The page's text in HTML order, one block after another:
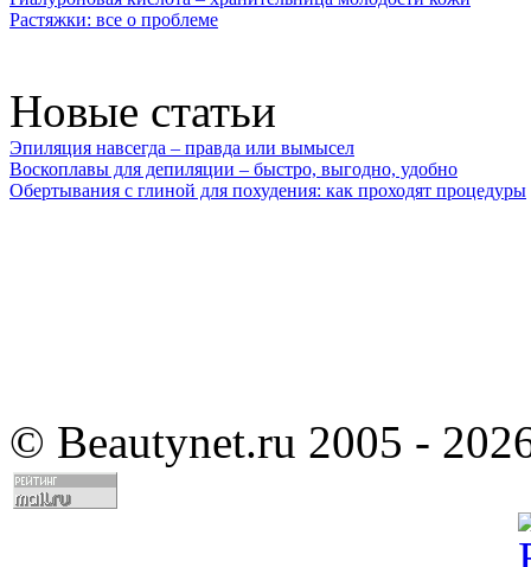
Растяжки: все о проблеме
Новые статьи
Эпиляция навсегда – правда или вымысел
Воскоплавы для депиляции – быстро, выгодно, удобно
Обертывания с глиной для похудения: как проходят процедуры
© Beautynet.ru 2005 -